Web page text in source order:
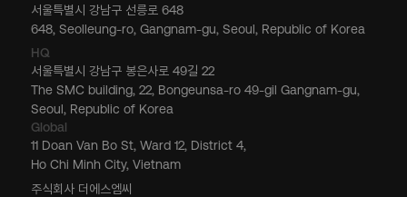
HQ
서울특별시 강남구 봉은사로 49길 22
The SMC building, 22, Bongeunsa-ro 49-gil Gangnam-gu,
Seoul, Republic of Korea
서울특별시 강남구 선릉로 648
648, Seolleung-ro, Gangnam-gu, Seoul, Republic of Korea
Global
11 Doan Van Bo St, Ward 12, District 4,
Ho Chi Minh City, Vietnam
주식회사 더에스엠씨